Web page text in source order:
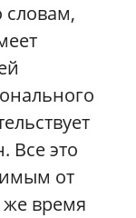
словам,
Все это
от
же время